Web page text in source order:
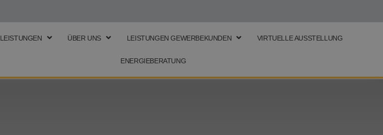
LEISTUNGEN ÜBER UNS LEISTUNGEN GEWERBEKUNDEN VIRTUELLE AUSSTELLUNG
ENERGIEBERATUNG